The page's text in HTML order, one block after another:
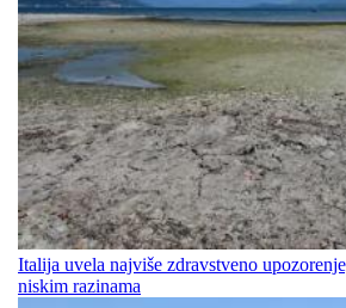
Italija uvela najviše zdravstveno
niskim razinama